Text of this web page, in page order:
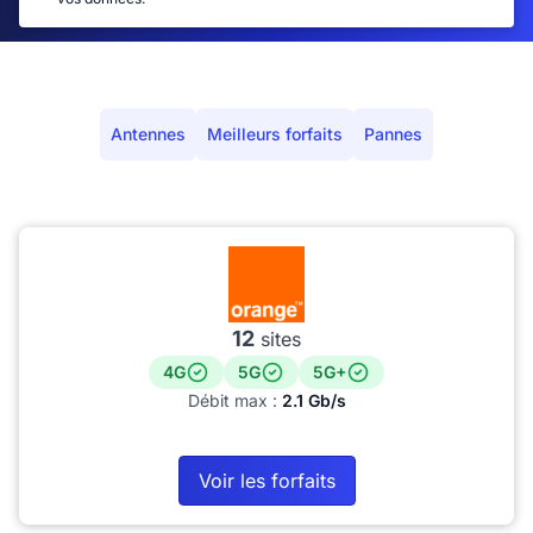
Antennes Meilleurs forfaits Pannes
12 sites
4G 5G
5G+
Débit max : 2.1 Gb/s
Voir les forfaits